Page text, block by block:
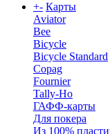
+- Карты
Aviator
Bee
Bicycle
Bicycle Standard
Copag
Fournier
Tally-Ho
ГАФФ-карты
Для покера
Из 100%